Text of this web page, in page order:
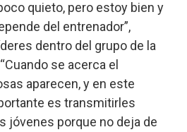
quieto, pero estoy bien y
del entrenador”,
dentro del grupo de la
se acerca el
aparecen, y en este
es transmitirles
jóvenes porque no deja de